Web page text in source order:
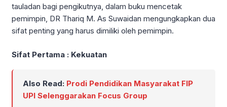
tauladan bagi pengikutnya, dalam buku mencetak
pemimpin, DR Thariq M. As Suwaidan mengungkapkan dua
sifat penting yang harus dimiliki oleh pemimpin.
Sifat Pertama : Kekuatan
Also Read: Prodi Pendidikan Masyarakat FIP
UPI Selenggarakan Focus Group